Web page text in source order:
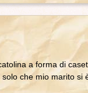
a forma di
che mio marito si